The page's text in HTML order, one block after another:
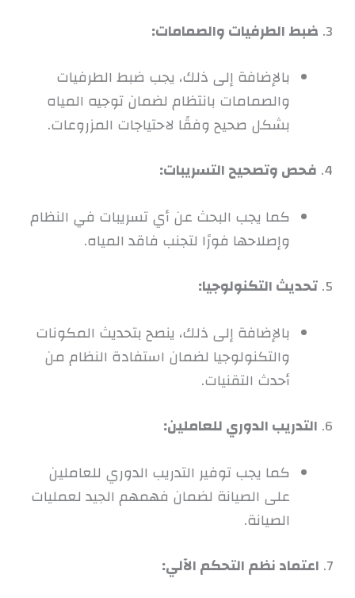
3. ضبط الطرفيات والصمامات:
بالإضافة إلى ذلك، يجب ضبط الطرفيات
والصمامات بانتظام لضمان توجيه المياه
بشكل صحيح وفقًا لاحتياجات المزروعات.
4. فحص وتصحيح التسريبات:
كما يجب البحث عن أي تسريبات في النظام
وإصلاحها فورًا لتجنب فاقد المياه.
5. تحديث التكنولوجيا:
بالإضافة إلى ذلك، ينصح بتحديث المكونات
والتكنولوجيا لضمان استفادة النظام من
أحدث التقنيات.
6. التدريب الدوري للعاملين:
كما يجب توفير التدريب الدوري للعاملين
على الصيانة لضمان فهمهم الجيد لعمليات
الصيانة.
7. اعتماد نظم التحكم الآلي: